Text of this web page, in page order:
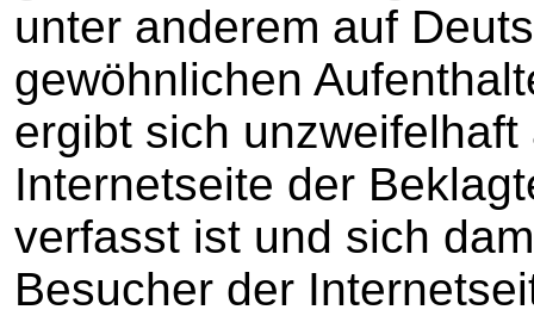
unter anderem auf
gewöhnlichen
ergibt sich
Internetseite der
verfasst ist und sich
Besucher der